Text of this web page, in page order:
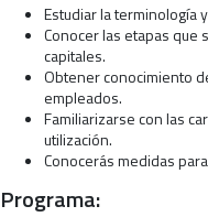
Estudiar la terminología
Conocer las etapas que
capitales.
Obtener conocimiento
empleados.
Familiarizarse con las
utilización.
Conocerás medidas
Programa: